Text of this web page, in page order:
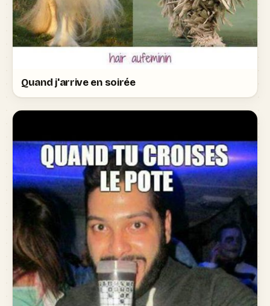
Quand j'arrive en soirée